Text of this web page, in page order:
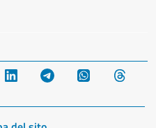
LinkedIn Telegram WhatsApp